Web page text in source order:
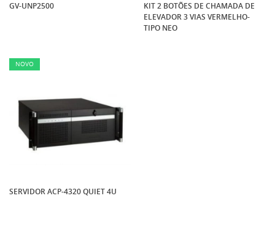
GV-UNP2500
KIT 2 BOTÕES DE CHAMADA DE
ELEVADOR 3 VIAS VERMELHO-
TIPO NEO
NOVO
SERVIDOR ACP-4320 QUIET 4U